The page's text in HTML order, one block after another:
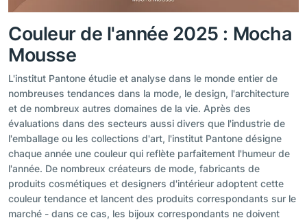
Couleur de l'année 2025 : Mocha
Mousse
L'institut Pantone étudie et analyse dans le monde entier de
nombreuses tendances dans la mode, le design, l'architecture
et de nombreux autres domaines de la vie. Après des
évaluations dans des secteurs aussi divers que l'industrie de
l'emballage ou les collections d'art, l'institut Pantone désigne
chaque année une couleur qui reflète parfaitement l'humeur de
l'année. De nombreux créateurs de mode, fabricants de
produits cosmétiques et designers d'intérieur adoptent cette
couleur tendance et lancent des produits correspondants sur le
marché - dans ce cas, les bijoux correspondants ne doivent